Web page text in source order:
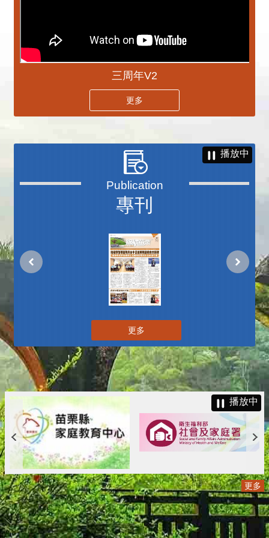
三周年V2
更多
專刊
播放中
更多
播放中
更多